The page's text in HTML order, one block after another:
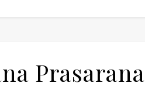
Prasarana